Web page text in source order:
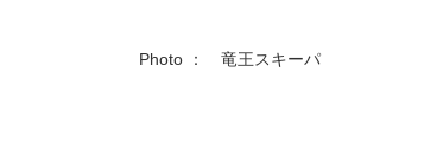
キーパ